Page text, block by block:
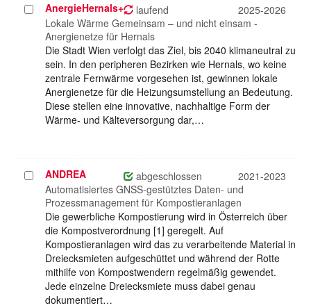
Projekt
auswählen
AnergieHernals+ laufend
2025-2026
Lokale Wärme Gemeinsam – und nicht einsam -
Anergienetze für Hernals
Die Stadt Wien verfolgt das Ziel, bis 2040 klimaneutral zu
sein. In den peripheren Bezirken wie Hernals, wo keine
zentrale Fernwärme vorgesehen ist, gewinnen lokale
Anergienetze für die Heizungsumstellung an Bedeutung.
Diese stellen eine innovative, nachhaltige Form der
Wärme- und Kälteversorgung dar,…
Projekt
auswählen
ANDREA abgeschlossen
2021-2023
Automatisiertes GNSS-gestütztes Daten- und
Prozessmanagement für Kompostieranlagen
Die gewerbliche Kompostierung wird in Österreich über
die Kompostverordnung [1] geregelt. Auf
Kompostieranlagen wird das zu verarbeitende Material in
Dreiecksmieten aufgeschüttet und während der Rotte
mithilfe von Kompostwendern regelmäßig gewendet.
Jede einzelne Dreiecksmiete muss dabei genau
dokumentiert…